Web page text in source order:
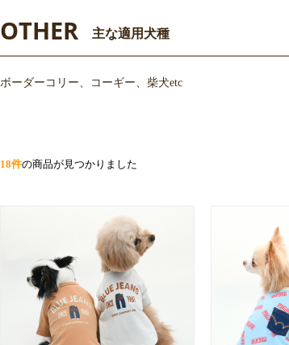
OTHER 主な適用犬種
ボーダーコリー、コーギー、柴犬etc
18件の商品が見つかりました
お買い物を続け